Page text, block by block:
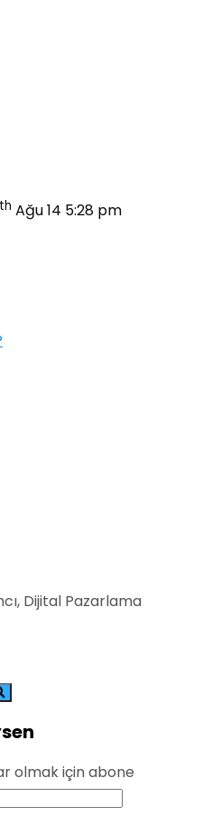
th Ağu 14 5:28 pm
Dijital Pazarlama
olmak için abone